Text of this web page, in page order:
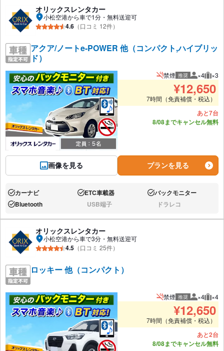
オリックスレンタカー
小松空港から車で1分・無料送迎可
4.6 （口コミ 12件）
アクア/ノートe-POWER 他（コンパクト,ハイブリッ
ド）
画像を見る
禁煙 推奨 推奨人数
×4 推
×3
¥12,650
7時間（免責補償・税込）
あと7台
8/08までキャンセル無料
プランを見る
あり:カーナビ あり:ETC車載器 あり:バックモニター
あり:Bluetooth なし:USB端子 なし:ドラレコ
オリックスレンタカー
小松空港から車で3分・無料送迎可
4.5 （口コミ 25件）
ロッキー 他（コンパクト）
禁煙 推奨 推奨人数
×4 推
×4
¥12,650
7時間（免責補償・税込）
あと2台
8/08までキャンセル無料